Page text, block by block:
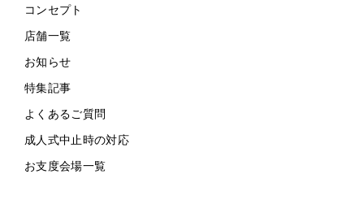
コンセプト
店舗一覧
お知らせ
特集記事
よくあるご質問
成人式中止時の対応
お支度会場一覧